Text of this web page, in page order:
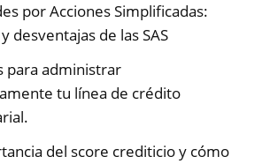
por Acciones Simplificadas:
desventajas de las SAS
para administrar
tu línea de crédito
del score crediticio y cómo